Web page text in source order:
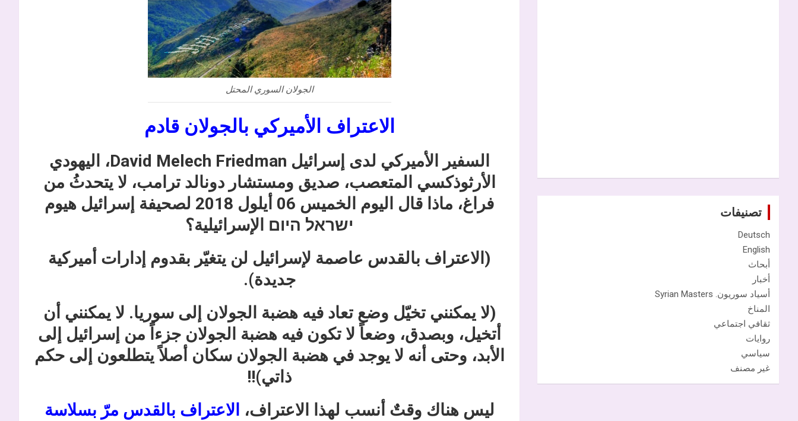
الجولان السوري المحتل
الاعتراف الأميركي بالجولان قادم
السفير الأميركي لدى إسرائيل David Melech Friedman، اليهودي
الأرثوذكسي المتعصب، صديق ومستشار دونالد ترامب، لا يتحدثُ من
فراغ، ماذا قال اليوم الخميس 06 أيلول 2018 لصحيفة إسرائيل هيوم
ישראל היום الإسرائيلية؟
(الاعتراف بالقدس عاصمة لإسرائيل لن يتغيّر بقدوم إدارات أميركية
جديدة).
(لا يمكنني تخيّل وضع تعاد فيه هضبة الجولان إلى سوريا. لا يمكنني أن
أتخيل، وبصدق، وضعاً لا تكون فيه هضبة الجولان جزءاً من إسرائيل إلى
الأبد، وحتى أنه لا يوجد في هضبة الجولان سكان أصلاً يتطلعون إلى حكم
ذاتي)!!
ليس هناك وقتٌ أنسب لهذا الاعتراف، الاعتراف بالقدس مرّ بسلاسة
تصنيفات
Deutsch
English
أبحاث
أخبار
أسياد سوريون. Syrian Masters
المناخ
ثقافي اجتماعي
روايات
سياسي
غير مصنف